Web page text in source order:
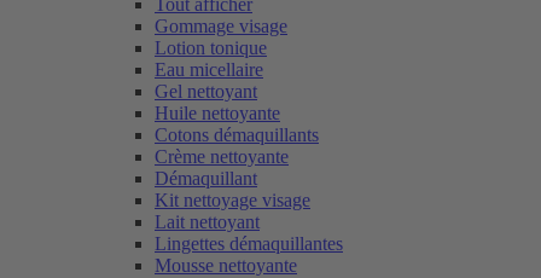
Tout afficher
Gommage visage
Lotion tonique
Eau micellaire
Gel nettoyant
Huile nettoyante
Cotons démaquillants
Crème nettoyante
Démaquillant
Kit nettoyage visage
Lait nettoyant
Lingettes démaquillantes
Mousse nettoyante